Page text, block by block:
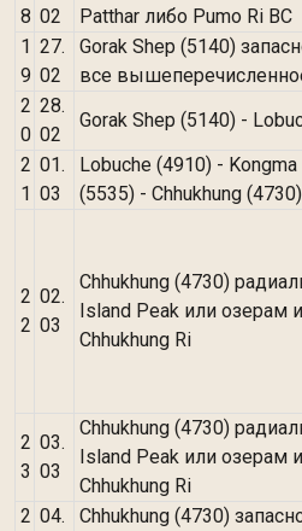
8 02
Patthar либо Pumo Ri BC
1
9
27.
02
Gorak Shep (5140)
все
2
0
28.
02
Gorak Shep (5140) -
2
1
01.
03
Lobuche (4910) -
(5535) - Chhukhung (4730)
2
2
02.
03
Chhukhung (4730)
Island Peak или озерам
Chhukhung Ri
2
3
03.
03
Chhukhung (4730)
Island Peak или озерам
Chhukhung Ri
2 04.
Chhukhung (4730)